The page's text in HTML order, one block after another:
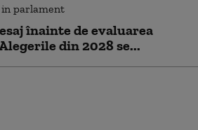
înainte de evaluarea
din 2028 se...